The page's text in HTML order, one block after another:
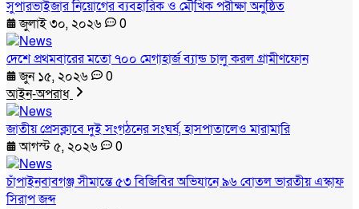
সুপারভাইজার নিয়োগের ব্যবহারিক ও মৌখিক পরীক্ষা অনুষ্ঠিত
জুলাই ৩০, ২০২৬
0
দেশে প্রথমবারের মতো ৭০০ মেগাহার্জ ব্যান্ড চালু করল গ্রামীণফোন
জুন ১৫, ২০২৬
0
আইন-অপরাধ
জাতীয় প্রেসক্লাবে দুই সংগঠনের সংঘর্ষ, হাসপাতালেও মারামারি
আগস্ট ৫, ২০২৬
0
চাঁপাইনবাবগঞ্জ সীমান্তে ৫৩ বিজিবির অভিযানে ৯৬ বোতল ভারতীয় এস্কাফ
সিরাপ জব্দ